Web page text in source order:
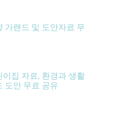
가랜드 및 도안자료 무
이집 자료, 환경과 생활
도안 무료 공유